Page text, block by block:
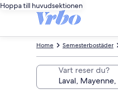
Hoppa till huvudsektionen
Semesterbostäder
Home
Vart reser du?